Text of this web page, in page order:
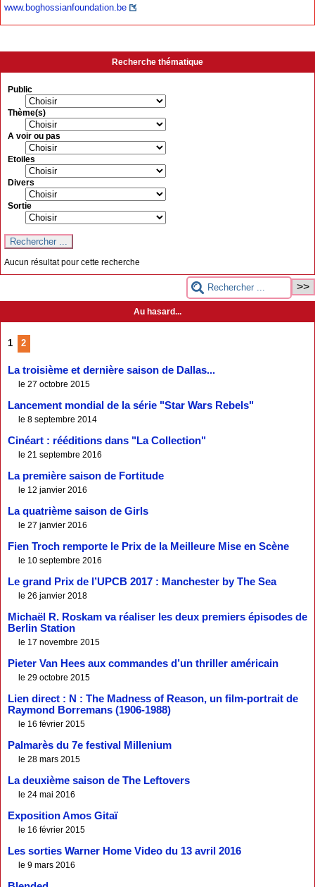
www.boghossianfoundation.be
Recherche thématique
Public
Thème(s)
A voir ou pas
Etoiles
Divers
Sortie
Aucun résultat pour cette recherche
Au hasard...
1 2
La troisième et dernière saison de Dallas...
le 27 octobre 2015
Lancement mondial de la série "Star Wars Rebels"
le 8 septembre 2014
Cinéart : rééditions dans "La Collection"
le 21 septembre 2016
La première saison de Fortitude
le 12 janvier 2016
La quatrième saison de Girls
le 27 janvier 2016
Fien Troch remporte le Prix de la Meilleure Mise en Scène
le 10 septembre 2016
Le grand Prix de l’UPCB 2017 : Manchester by The Sea
le 26 janvier 2018
Michaël R. Roskam va réaliser les deux premiers épisodes de
Berlin Station
le 17 novembre 2015
Pieter Van Hees aux commandes d’un thriller américain
le 29 octobre 2015
Lien direct : N : The Madness of Reason, un film-portrait de
Raymond Borremans (1906-1988)
le 16 février 2015
Palmarès du 7e festival Millenium
le 28 mars 2015
La deuxième saison de The Leftovers
le 24 mai 2016
Exposition Amos Gitaï
le 16 février 2015
Les sorties Warner Home Video du 13 avril 2016
le 9 mars 2016